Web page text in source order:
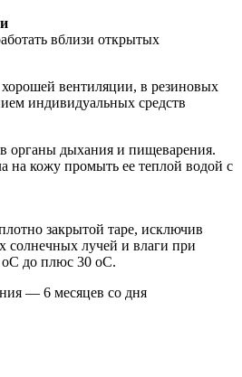
вблизи открытых
вентиляции, в резиновых
индивидуальных средств
органы дыхания и пищеварения.
на кожу промыть ее теплой водой с
закрытой таре, исключив
солнечных лучей и влаги при
оС до плюс 30 оС.
— 6 месяцев со дня